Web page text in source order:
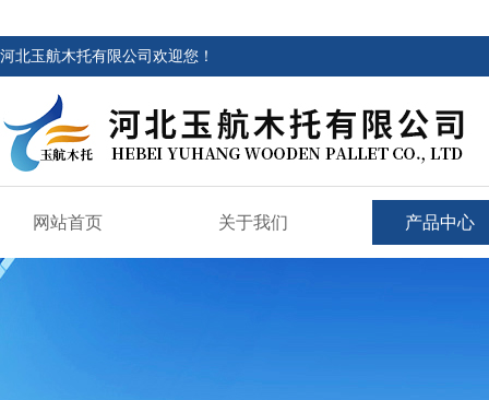
河北玉航木托有限公司欢迎您！
网站首页 关于我们 产品中心